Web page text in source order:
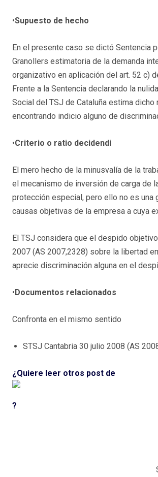
•Supuesto de hecho
En el presente caso se dictó Sentencia
Granollers estimatoria de la demanda
organizativo en aplicación del art. 52 c)
Frente a la Sentencia declarando la
Social del TSJ de Cataluña estima
encontrando indicio alguno de
•Criterio o ratio decidendi
El mero hecho de la minusvalía de la
el mecanismo de inversión de carga de
protección especial, pero ello no es una
causas objetivas de la empresa a cuya
El TSJ considera que el despido
2007 (AS 2007,2328) sobre la libertad
aprecie discriminación alguna en el
•Documentos relacionados
Confronta en el mismo sentido
STSJ Cantabria 30 julio 2008 (AS
¿Quiere leer otros post de
?